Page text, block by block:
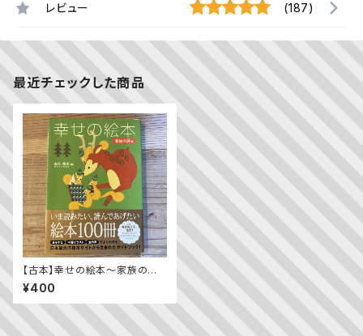
レビュー (187)
最近チェックした商品
【古本】幸せの絵本～家族の絆
編～大人と子どもの心をつなぐ
絵本100選
¥400